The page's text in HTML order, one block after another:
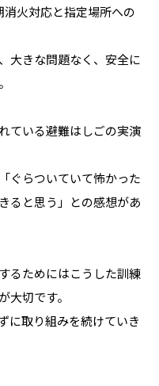
火対応と指定場所への
大きな問題なく、安全に
ている避難はしごの実演
ぐらついていて怖かった
ると思う」との感想があ
るためにはこうした訓練
大切です。
に取り組みを続けていき